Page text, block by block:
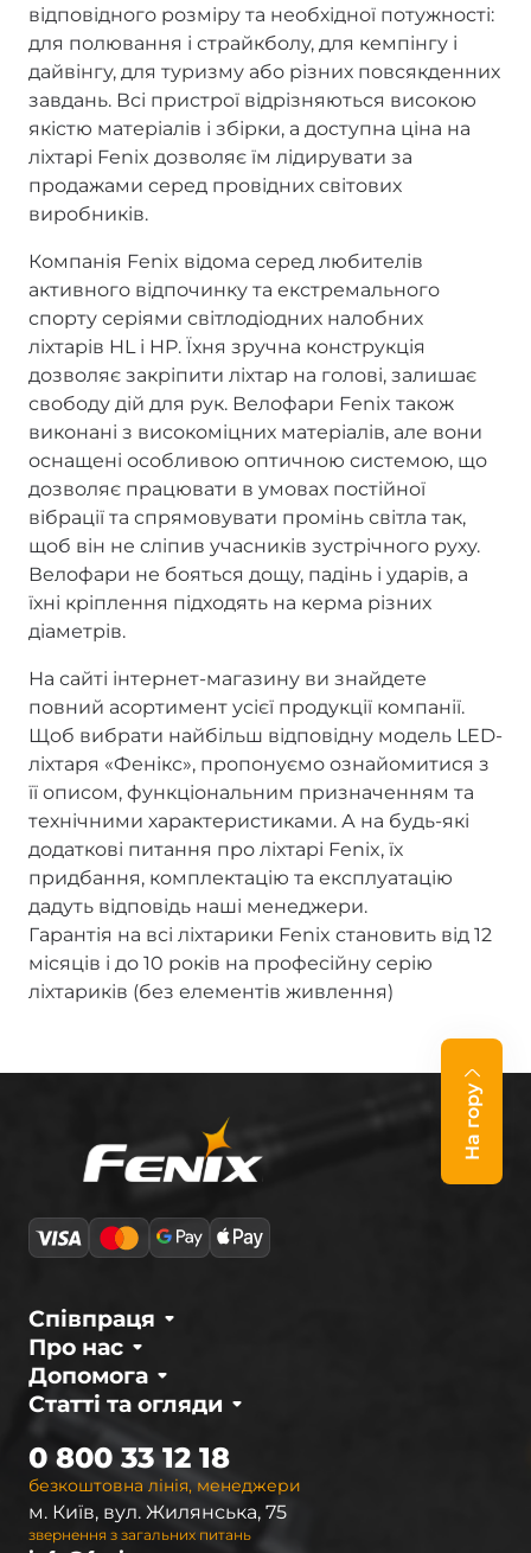
відповідного розміру та необхідної потужності:
для полювання і страйкболу, для кемпінгу і
дайвінгу, для туризму або різних повсякденних
завдань. Всі пристрої відрізняються високою
якістю матеріалів і збірки, а доступна ціна на
ліхтарі Fenix дозволяє їм лідирувати за
продажами серед провідних світових
виробників.
Компанія Fenix відома серед любителів
активного відпочинку та екстремального
спорту серіями світлодіодних налобних
ліхтарів HL і HP. Їхня зручна конструкція
дозволяє закріпити ліхтар на голові, залишає
свободу дій для рук. Велофари Fenix також
виконані з високоміцних матеріалів, але вони
оснащені особливою оптичною системою, що
дозволяє працювати в умовах постійної
вібрації та спрямовувати промінь світла так,
щоб він не сліпив учасників зустрічного руху.
Велофари не бояться дощу, падінь і ударів, а
їхні кріплення підходять на керма різних
діаметрів.
На сайті інтернет-магазину ви знайдете
повний асортимент усієї продукції компанії.
Щоб вибрати найбільш відповідну модель LED-
ліхтаря «Фенікс», пропонуємо ознайомитися з
її описом, функціональним призначенням та
технічними характеристиками. А на будь-які
додаткові питання про ліхтарі Fenix, їх
придбання, комплектацію та експлуатацію
дадуть відповідь наші менеджери.
Гарантія на всі ліхтарики Fenix становить від 12
місяців і до 10 років на професійну серію
ліхтариків (без елементів живлення)
На гору
Про нас
Співпраця
Статті та огляди
Допомога
безкоштовна лінія, менеджери
0 800 33 12 18
м. Київ, вул. Жилянська, 75
звернення з загальних питань